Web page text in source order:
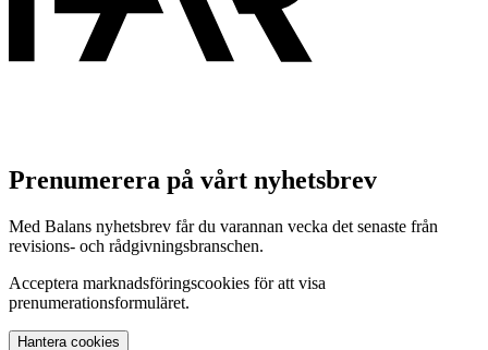
Prenumerera på vårt nyhetsbrev
Med Balans nyhetsbrev får du varannan vecka det senaste från
revisions- och rådgivningsbranschen.
Acceptera marknadsföringscookies för att visa
prenumerationsformuläret.
Hantera cookies